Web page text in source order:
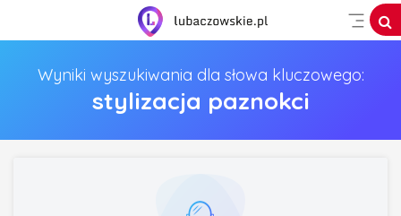
Wyniki wyszukiwania dla słowa kluczowego:
stylizacja paznokci